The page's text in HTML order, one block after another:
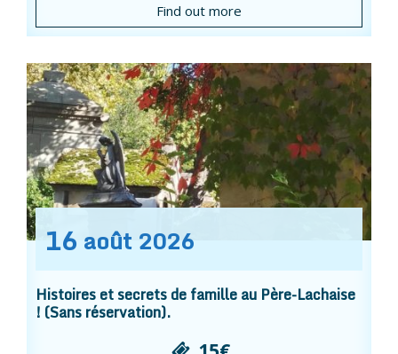
Find out more
16 août 2026
Histoires et secrets de famille au Père-Lachaise
! (Sans réservation).